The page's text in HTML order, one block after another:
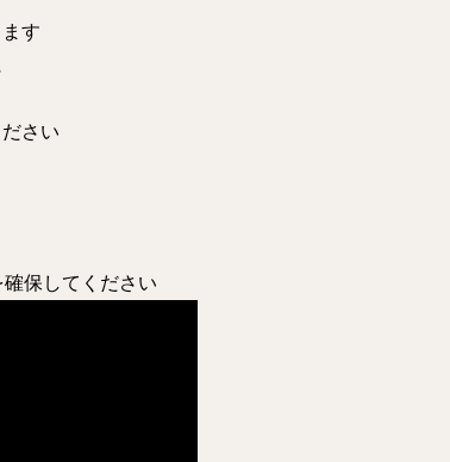
す
さい
確保してください